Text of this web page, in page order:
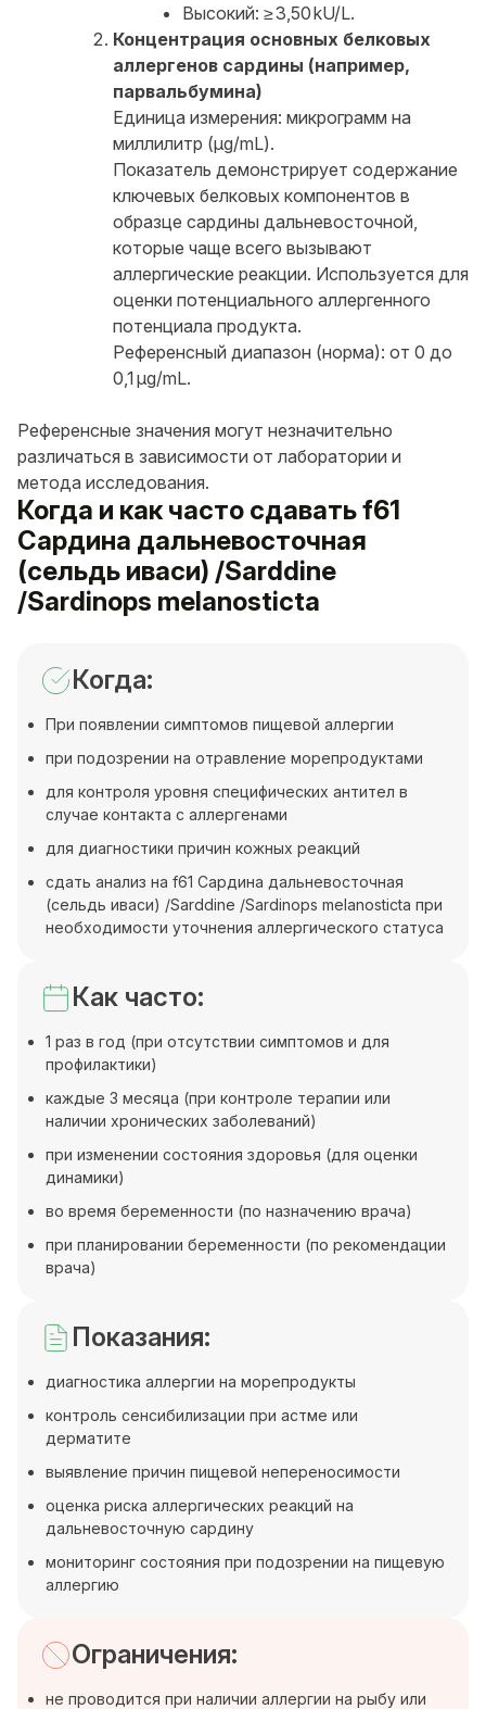
Высокий: ≥ 3,50 kU/L.
Концентрация основных белковых
аллергенов сардины (например,
парвальбумина)
Единица измерения: микрограмм на
миллилитр (μg/mL).
Показатель демонстрирует содержание
ключевых белковых компонентов в
образце сардины дальневосточной,
которые чаще всего вызывают
аллергические реакции. Используется для
оценки потенциального аллергенного
потенциала продукта.
Референсный диапазон (норма): от 0 до
0,1 μg/mL.
Референсные значения могут незначительно
различаться в зависимости от лаборатории и
метода исследования.
Когда и как часто сдавать f61
Сардина дальневосточная
(сельдь иваси) /Sarddine
/Sardinops melanosticta
Когда:
При появлении симптомов пищевой аллергии
при подозрении на отравление морепродуктами
для контроля уровня специфических антител в
случае контакта с аллергенами
для диагностики причин кожных реакций
сдать анализ на f61 Сардина дальневосточная
(сельдь иваси) /Sarddine /Sardinops melanosticta при
необходимости уточнения аллергического статуса
Как часто:
1 раз в год (при отсутствии симптомов и для
профилактики)
каждые 3 месяца (при контроле терапии или
наличии хронических заболеваний)
при изменении состояния здоровья (для оценки
динамики)
во время беременности (по назначению врача)
при планировании беременности (по рекомендации
врача)
Показания:
диагностика аллергии на морепродукты
контроль сенсибилизации при астме или
дерматите
выявление причин пищевой непереносимости
оценка риска аллергических реакций на
дальневосточную сардину
мониторинг состояния при подозрении на пищевую
аллергию
Ограничения:
не проводится при наличии аллергии на рыбу или